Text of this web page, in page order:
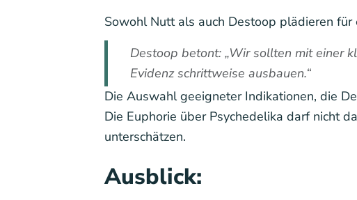
Sowohl Nutt als auch Destoop plädieren
Destoop betont: „Wir sollten mit einer
Evidenz schrittweise ausbauen.“
Die Auswahl geeigneter Indikationen, die
Die Euphorie über Psychedelika darf nicht
unterschätzen.
Ausblick: